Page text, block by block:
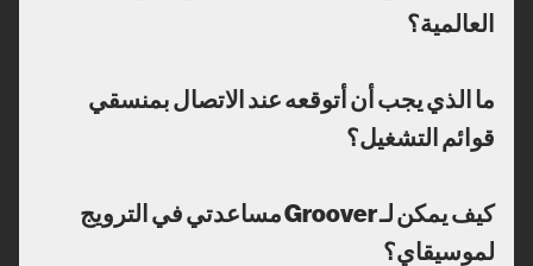
العالمية؟
ما الذي يجب أن أتوقعه عند الاتصال بمنسقي
قوائم التشغيل؟
كيف يمكن لـ Groover مساعدتي في الترويج
لموسيقاي؟